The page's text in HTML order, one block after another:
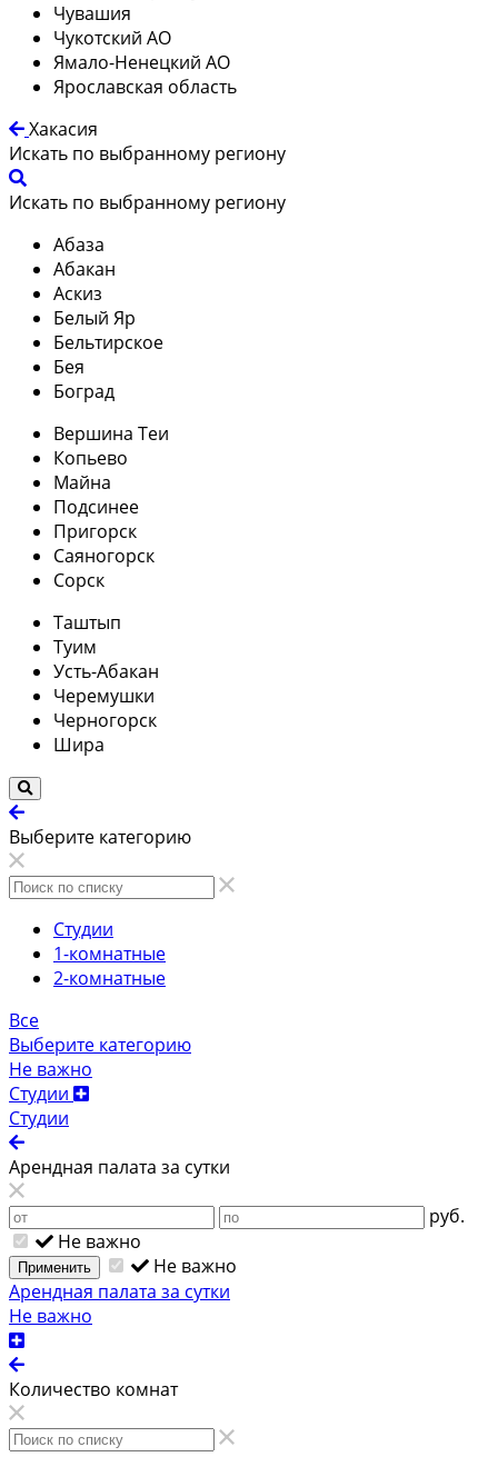
Чувашия
Чукотский АО
Ямало-Ненецкий АО
Ярославская область
Хакасия
Искать по выбранному региону
Искать по выбранному региону
Абаза
Абакан
Аскиз
Белый Яр
Бельтирское
Бея
Боград
Вершина Теи
Копьево
Майна
Подсинее
Пригорск
Саяногорск
Сорск
Таштып
Туим
Усть-Абакан
Черемушки
Черногорск
Шира
Выберите категорию
Студии
1-комнатные
2-комнатные
Все
Выберите категорию
Не важно
Студии
Студии
Арендная палата за сутки
руб.
Не важно
Применить
Не важно
Арендная палата за сутки
Не важно
Количество комнат